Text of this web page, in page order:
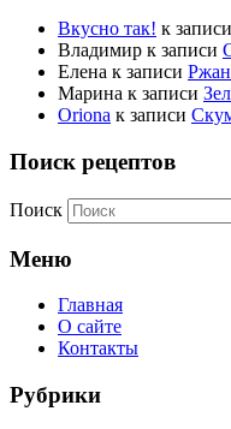
Вкусно так! к записи
Владимир к записи
Елена к записи
Марина к записи
Oriona к записи
Поиск рецептов
Поиск
Меню
Главная
О сайте
Контакты
Рубрики